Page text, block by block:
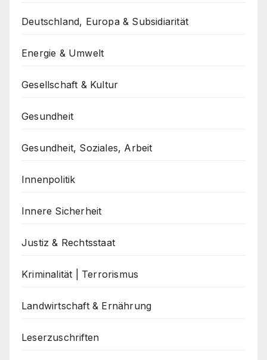
Deutschland, Europa & Subsidiarität
Energie & Umwelt
Gesellschaft & Kultur
Gesundheit
Gesundheit, Soziales, Arbeit
Innenpolitik
Innere Sicherheit
Justiz & Rechtsstaat
Kriminalität | Terrorismus
Landwirtschaft & Ernährung
Leserzuschriften